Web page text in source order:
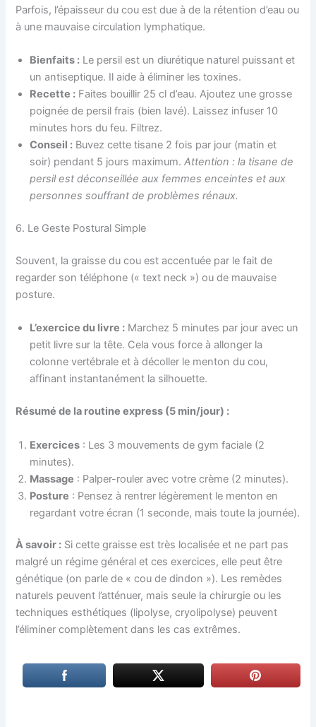
Parfois, l’épaisseur du cou est due à de la rétention d’eau ou
à une mauvaise circulation lymphatique.
Bienfaits : Le persil est un diurétique naturel puissant et
un antiseptique. Il aide à éliminer les toxines.
Recette : Faites bouillir 25 cl d’eau. Ajoutez une grosse
poignée de persil frais (bien lavé). Laissez infuser 10
minutes hors du feu. Filtrez.
Conseil : Buvez cette tisane 2 fois par jour (matin et
soir) pendant 5 jours maximum.Attention : la tisane de
persil est déconseillée aux femmes enceintes et aux
personnes souffrant de problèmes rénaux.
6. Le Geste Postural Simple
Souvent, la graisse du cou est accentuée par le fait de
regarder son téléphone (« text neck ») ou de mauvaise
posture.
L’exercice du livre : Marchez 5 minutes par jour avec un
petit livre sur la tête. Cela vous force à allonger la
colonne vertébrale et à décoller le menton du cou,
affinant instantanément la silhouette.
Résumé de la routine express (5 min/jour) :
Exercices : Les 3 mouvements de gym faciale (2
minutes).
Massage : Palper-rouler avec votre crème (2 minutes).
Posture : Pensez à rentrer légèrement le menton en
regardant votre écran (1 seconde, mais toute la journée).
À savoir : Si cette graisse est très localisée et ne part pas
malgré un régime général et ces exercices, elle peut être
génétique (on parle de « cou de dindon »). Les remèdes
naturels peuvent l’atténuer, mais seule la chirurgie ou les
techniques esthétiques (lipolyse, cryolipolyse) peuvent
l’éliminer complètement dans les cas extrêmes.